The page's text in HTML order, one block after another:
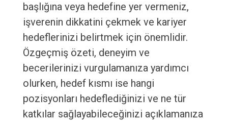
başlığına veya hedefine yer vermeniz,
işverenin dikkatini çekmek ve kariyer
hedeflerinizi belirtmek için önemlidir.
Özgeçmiş özeti, deneyim ve
becerilerinizi vurgulamanıza yardımcı
olurken, hedef kısmı ise hangi
pozisyonları hedeflediğinizi ve ne tür
katkılar sağlayabileceğinizi açıklamanıza